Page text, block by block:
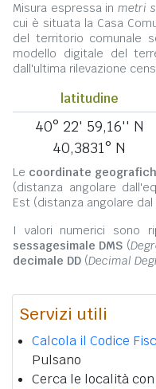
Misura espressa in metri
cui è situata la Casa
del territorio comunale
modello digitale del
dall'ultima rilevazione
latitudine
40° 22' 59,16'' N
40,3831° N
Le coordinate
(distanza angolare
Est (distanza angolare
I valori numerici sono
sessagesimale DMS (
decimale DD (Decimal
Servizi utili
Calcola il Codice
Pulsano
Cerca le località con